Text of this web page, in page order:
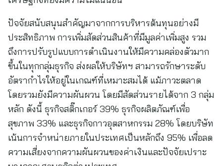
ปัจจัยสนับสนุนสำคัญมาจากการบริหารต้นทุนอย่างมี
ประสิทธิภาพ การเพิ่มสัดส่วนสินค้าที่มีมูลค่าเพิ่มสูง รวม
ถึงการปรับรูปแบบการดำเนินงานให้มีความคล่องตัวมาก
ขึ้นในทุกกลุ่มธุรกิจ ส่งผลให้บริษัทฯ สามารถรักษาระดับ
อัตรากำไรให้อยู่ในเกณฑ์ที่เหมาะสมได้ แม้ภาวะตลาด
โดยรวมยังมีความผันผวน โดยมีสัดส่วนรายได้จาก 3 กลุ่ม
หลัก ดังนี้ ธุรกิจสติ๊กเกอร์ 39% ธุรกิจผลิตภัณฑ์เพื่อ
สุขภาพ 33% และธุรกิจกาวอุตสาหกรรม 28% โดยบริษัท
เน้นการจำหน่ายภายในประเทศเป็นหลักถึง 95% เพื่อลด
ความเสี่ยงจากความผันผวนของค่าเงินและปัจจัยเปราะ